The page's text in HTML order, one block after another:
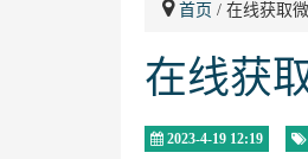
首页 / 在线获取
在线获
2023-4-19 12:19